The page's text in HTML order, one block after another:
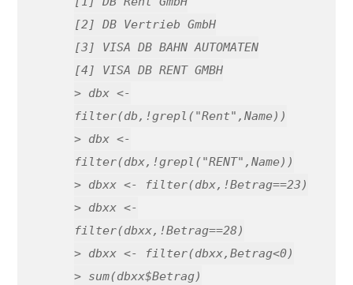
[2] DB Vertrieb GmbH
[3] VISA DB BAHN AUTOMATEN
[4] VISA DB RENT GMBH
> dbx <-
filter(db,!grepl("Rent",Name))
> dbx <-
filter(dbx,!grepl("RENT",Name))
> dbxx <- filter(dbx,!Betrag==23)
> dbxx <-
filter(dbxx,!Betrag==28)
> dbxx <- filter(dbxx,Betrag<0)
> sum(dbxx$Betrag)